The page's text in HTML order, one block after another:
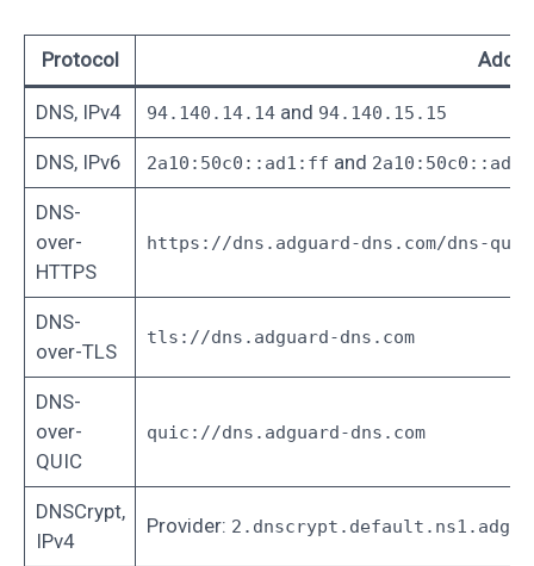
Protocol
DNS, IPv4 94.140.14.14and 94.140.15.15
DNS, IPv6 2a10:50c0::ad1:ff and
DNS-
over-
HTTPS
https://dns.adguard-dns.com/dns-
DNS-
over-TLS
tls://dns.adguard-dns.com
DNS-
over-
QUIC
quic://dns.adguard-dns.com
DNSCrypt,
IPv4
Provider: